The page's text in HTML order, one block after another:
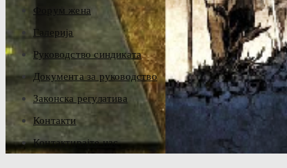
Форум жена
Галерија
Руководство синдиката
Документа за руководство
Законска регулатива
Контакти
Контактирајте нас